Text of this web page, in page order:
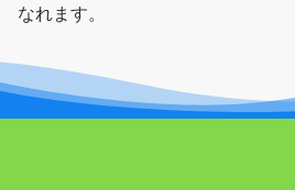
なれます。